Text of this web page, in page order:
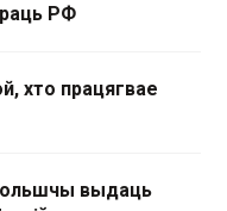
РФ
хто працягвае
выдаць